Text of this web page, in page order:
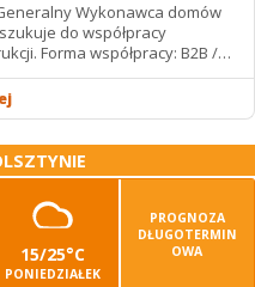
Wykonawca domów
do współpracy
B2B /
✔
15/25°C
PONIEDZIAŁEK
PROGNOZA
DŁUGOTERMIN
OWA